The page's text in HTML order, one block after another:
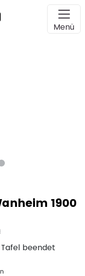
Menü
1900
Tafel beendet